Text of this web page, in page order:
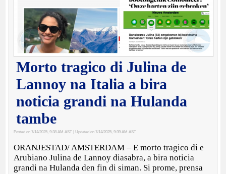
Morto tragico di Julina de
Lannoy na Italia a bira
noticia grandi na Hulanda
tambe
Posted on 7/14/2025, 9:38 AM AST | Updated on 7/14/2025, 9:39 AM AST
ORANJESTAD/ AMSTERDAM – E morto tragico di e
Arubiano Julina de Lannoy diasabra, a bira noticia
grandi na Hulanda den fin di siman. Si prome, prensa